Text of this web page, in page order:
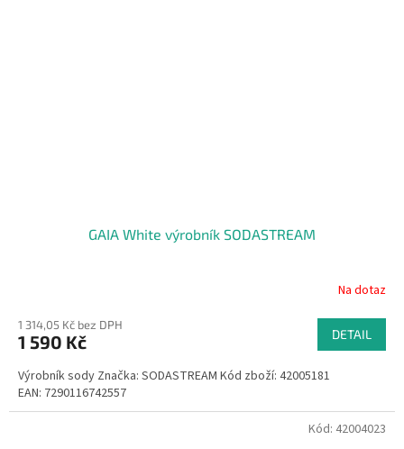
GAIA White výrobník SODASTREAM
Na dotaz
1 314,05 Kč bez DPH
1 590 Kč DETAIL
Výrobník sody Značka: SODASTREAM Kód zboží: 42005181
EAN: 7290116742557
Kód: 42004023